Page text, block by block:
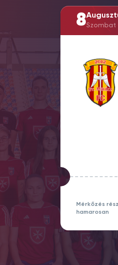
VIDEOTON FC FEHÉRVÁR
8Szombat
Mérkőzés
hamarosan